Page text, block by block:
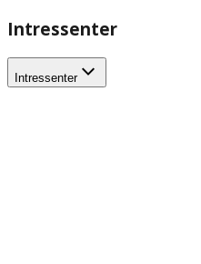
Intressenter
Intressenter